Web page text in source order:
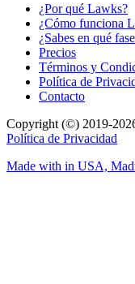
¿Por qué Lawks?
¿Cómo funciona
¿Sabes en qué
Precios
Términos y
Política de
Contacto
Copyright (©) 2019-
Política de Privacidad
Made with in USA,